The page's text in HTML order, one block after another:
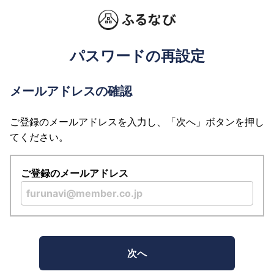
パスワードの再設定
メールアドレスの確認
ご登録のメールアドレスを入力し、「次へ」ボタンを押し
てください。
ご登録のメールアドレス